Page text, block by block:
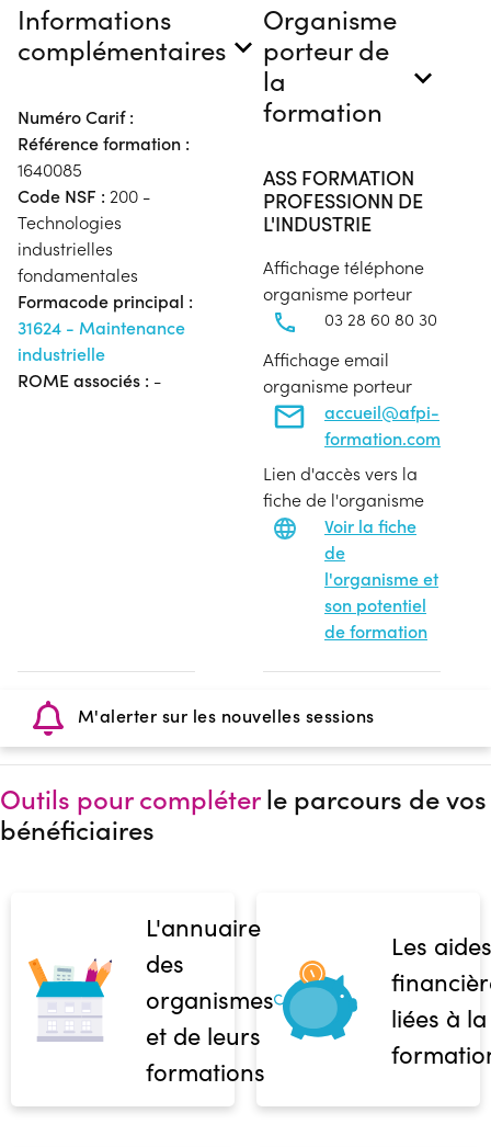
Informations
complémentaires
Numéro Carif :
Référence formation :
1640085
Code NSF : 200 -
Technologies
industrielles
fondamentales
Formacode principal :
31624 - Maintenance
industrielle
ROME associés : -
Organisme
porteur de
la
formation
ASS FORMATION
PROFESSIONN DE
L'INDUSTRIE
Affichage téléphone
organisme porteur
03 28 60 80 30
Affichage email
organisme porteur
accueil@afpi-
formation.com
Lien d'accès vers la
fiche de l'organisme
Voir la fiche
de
l'organisme et
son potentiel
de formation
M'alerter sur les nouvelles sessions
Outils pour compléterle parcours de vos
bénéficiaires
L'annuaire
des
organismes
et de leurs
formations
Les aides
liées à la